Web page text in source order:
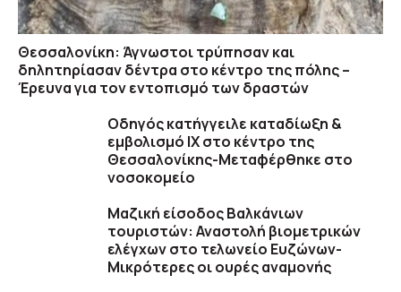
Θεσσαλονίκη: Άγνωστοι τρύπησαν και
δηλητηρίασαν δέντρα στο κέντρο της πόλης –
Έρευνα για τον εντοπισμό των δραστών
Οδηγός κατήγγειλε καταδίωξη &
εμβολισμό ΙΧ στο κέντρο της
Θεσσαλονίκης-Μεταφέρθηκε στο
νοσοκομείο
Μαζική είσοδος Βαλκάνιων
τουριστών: Αναστολή βιομετρικών
ελέγχων στο τελωνείο Ευζώνων-
Μικρότερες οι ουρές αναμονής